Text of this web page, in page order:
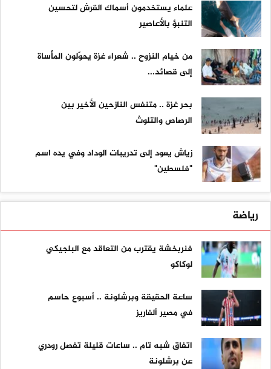
علماء يستخدمون أسماك القرش لتحسين
التنبؤ بالأعاصير
من خيام النزوح .. شعراء غزة يحوّلون المأساة
إلى قصائد...
بحر غزة .. متنفس النازحين الأخير بين
الرصاص والتلوث
زياش يعود إلى تدريبات الوداد وفي يده اسم
"فلسطين"
رياضة
فنربخشة يقترب من التعاقد مع البلجيكي
لوكاكو
ساعة الحقيقة وبرشلونة .. أسبوع حاسم
في مصير ألفاريز
اتفاق شبه تام .. ساعات قليلة تفصل رودري
عن برشلونة